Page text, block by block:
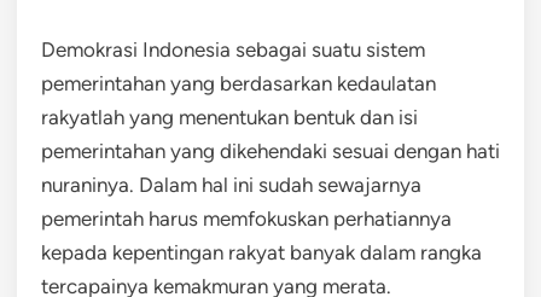
Demokrasi Indonesia sebagai suatu sistem
pemerintahan yang berdasarkan kedaulatan
rakyatlah yang menentukan bentuk dan isi
pemerintahan yang dikehendaki sesuai dengan hati
nuraninya. Dalam hal ini sudah sewajarnya
pemerintah harus memfokuskan perhatiannya
kepada kepentingan rakyat banyak dalam rangka
tercapainya kemakmuran yang merata.